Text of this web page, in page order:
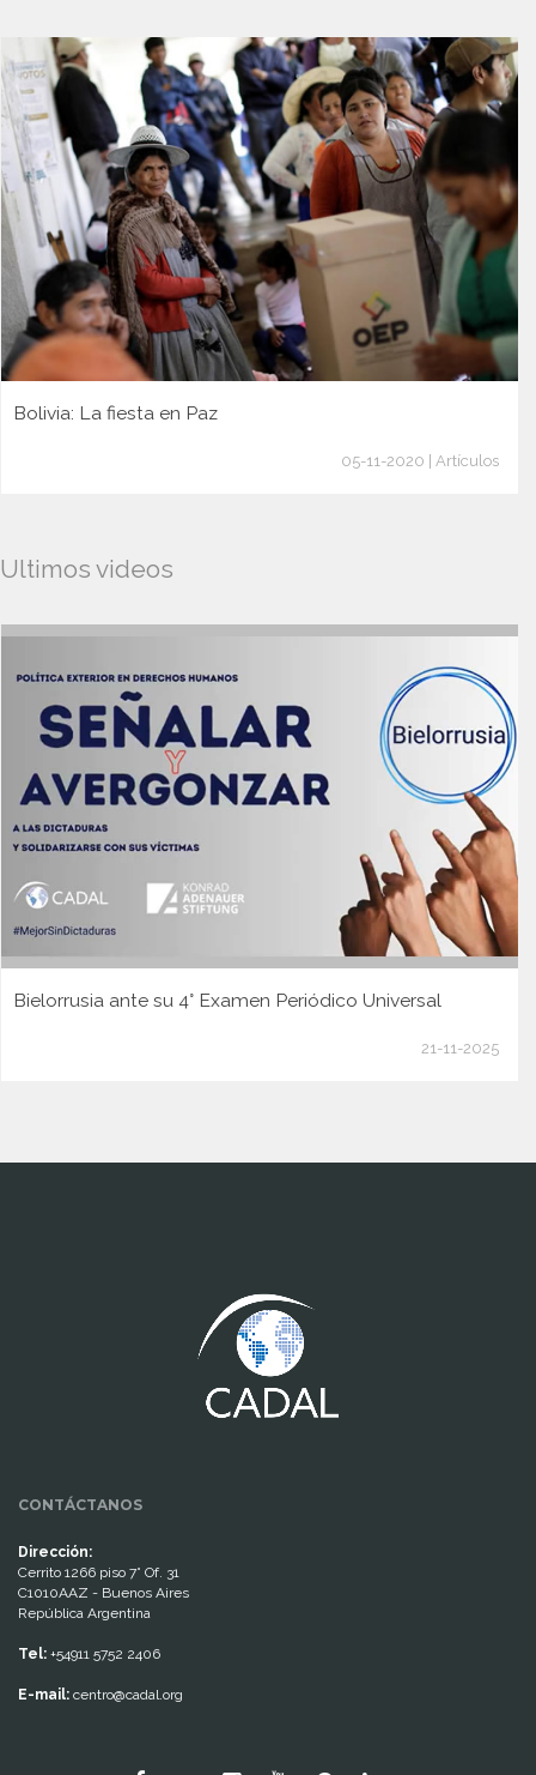
Bolivia: La fiesta en Paz
05-11-2020 | Artículos
Ultimos videos
Bielorrusia ante su 4° Examen Periódico Universal
21-11-2025
CONTÁCTANOS
Dirección:
Cerrito 1266 piso 7° Of. 31
C1010AAZ - Buenos Aires
República Argentina
Tel: +54911 5752 2406
E-mail: centro@cadal.org